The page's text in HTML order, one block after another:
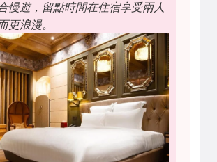
慢遊，留點時間在住宿享受兩人
更浪漫。